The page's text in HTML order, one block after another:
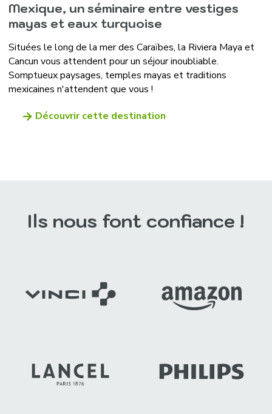
Mexique, un séminaire entre vestiges
mayas et eaux turquoise
Situées le long de la mer des Caraïbes, la Riviera Maya et
Cancun vous attendent pour un séjour inoubliable.
Somptueux paysages, temples mayas et traditions
mexicaines n'attendent que vous !
Découvrir cette destination
Ils nous font confiance !